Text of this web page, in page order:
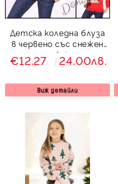
Детска коледна блуза
в червено със снежен
човек
€12.27 24.00лв.
Виж детайли